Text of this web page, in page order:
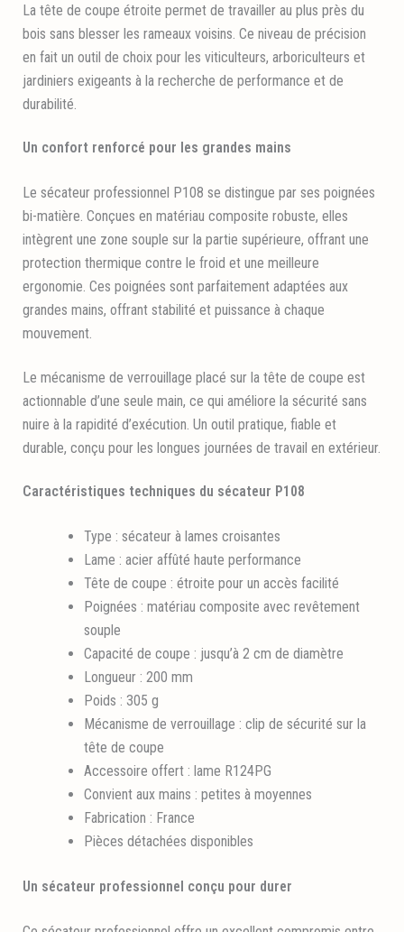
La tête de coupe étroite permet de travailler au plus près du
bois sans blesser les rameaux voisins. Ce niveau de précision
en fait un outil de choix pour les viticulteurs, arboriculteurs et
jardiniers exigeants à la recherche de performance et de
durabilité.
Un confort renforcé pour les grandes mains
Le sécateur professionnel P108 se distingue par ses poignées
bi-matière. Conçues en matériau composite robuste, elles
intègrent une zone souple sur la partie supérieure, offrant une
protection thermique contre le froid et une meilleure
ergonomie. Ces poignées sont parfaitement adaptées aux
grandes mains, offrant stabilité et puissance à chaque
mouvement.
Le mécanisme de verrouillage placé sur la tête de coupe est
actionnable d’une seule main, ce qui améliore la sécurité sans
nuire à la rapidité d’exécution. Un outil pratique, fiable et
durable, conçu pour les longues journées de travail en extérieur.
Caractéristiques techniques du sécateur P108
Type : sécateur à lames croisantes
Lame : acier affûté haute performance
Tête de coupe : étroite pour un accès facilité
Poignées : matériau composite avec revêtement
souple
Capacité de coupe : jusqu’à 2 cm de diamètre
Longueur : 200 mm
Poids : 305 g
Mécanisme de verrouillage : clip de sécurité sur la
tête de coupe
Accessoire offert : lame R124PG
Convient aux mains : petites à moyennes
Fabrication : France
Pièces détachées disponibles
Un sécateur professionnel conçu pour durer